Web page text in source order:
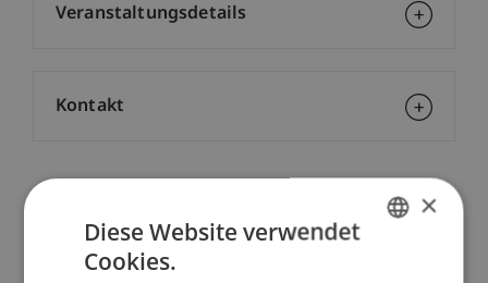
Prof. Dr. iur. Dr. rer. pol. h.c. Carl Baudenbacher
Dr. iur. KlausTschütscher
Veranstaltungsdetails
Kontakt
×
Diese Website verwendet
Cookies.